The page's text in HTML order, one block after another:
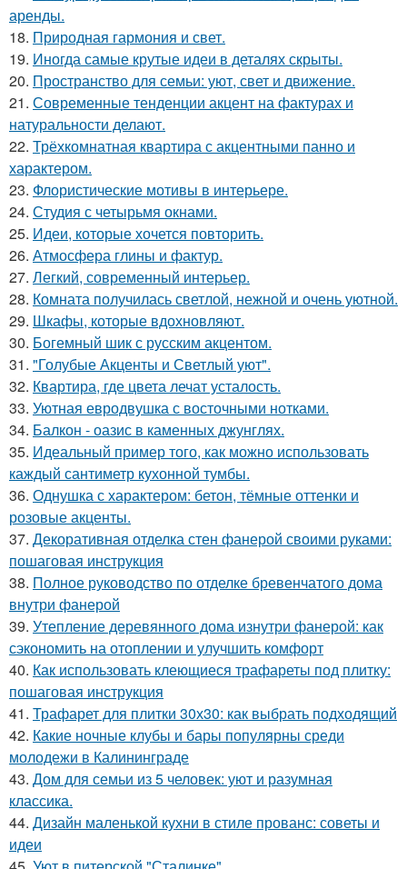
аренды.
18. Природная гармония и свет.
19. Иногда самые крутые идеи в деталях скрыты.
20. Пространство для семьи: уют, свет и движение.
21. Современные тенденции акцент на фактурах и
натуральности делают.
22. Трёхкомнатная квартира с акцентными панно и
характером.
23. Флористические мотивы в интерьере.
24. Студия с четырьмя окнами.
25. Идеи, которые хочется повторить.
26. Атмосфера глины и фактур.
27. Легкий, современный интерьер.
28. Комната получилась светлой, нежной и очень уютной.
29. Шкафы, которые вдохновляют.
30. Богемный шик с русским акцентом.
31. "Голубые Акценты и Светлый уют".
32. Квартира, где цвета лечат усталость.
33. Уютная евродвушка с восточными нотками.
34. Балкон - оазис в каменных джунглях.
35. Идеальный пример того, как можно использовать
каждый сантиметр кухонной тумбы.
36. Однушка с характером: бетон, тёмные оттенки и
розовые акценты.
37. Декоративная отделка стен фанерой своими руками:
пошаговая инструкция
38. Полное руководство по отделке бревенчатого дома
внутри фанерой
39. Утепление деревянного дома изнутри фанерой: как
сэкономить на отоплении и улучшить комфорт
40. Как использовать клеющиеся трафареты под плитку:
пошаговая инструкция
41. Трафарет для плитки 30х30: как выбрать подходящий
42. Какие ночные клубы и бары популярны среди
молодежи в Калининграде
43. Дом для семьи из 5 человек: уют и разумная
классика.
44. Дизайн маленькой кухни в стиле прованс: советы и
идеи